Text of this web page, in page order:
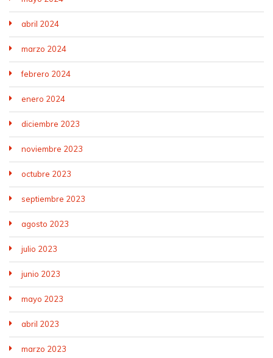
abril 2024
marzo 2024
febrero 2024
enero 2024
diciembre 2023
noviembre 2023
octubre 2023
septiembre 2023
agosto 2023
julio 2023
junio 2023
mayo 2023
abril 2023
marzo 2023